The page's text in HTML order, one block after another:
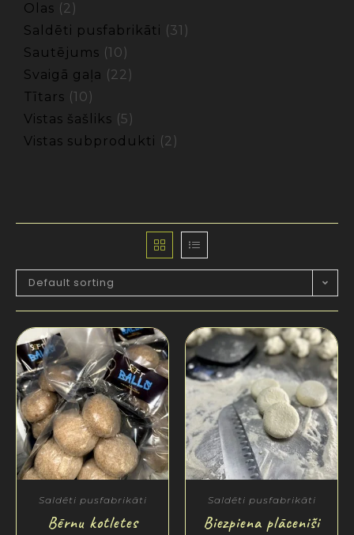
Olas
2
Saldēti pusfabrikāti
31
Sautējums
10
Svaigā gaļa
22
Tītars
10
Vistas šašliks
5
Vistas subprodukti
2
Default sorting
Saldēti pusfabrikāti
Bērnu kotletes
Saldēti pusfabrikāti
Biezpiena plācenīši